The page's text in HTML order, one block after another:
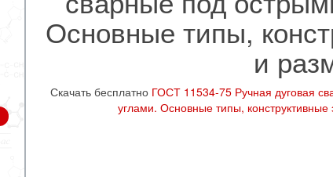
Основные типы,
и
Скачать бесплатно ГОСТ 11534-75 Ручная дуговая
углами. Основные типы,